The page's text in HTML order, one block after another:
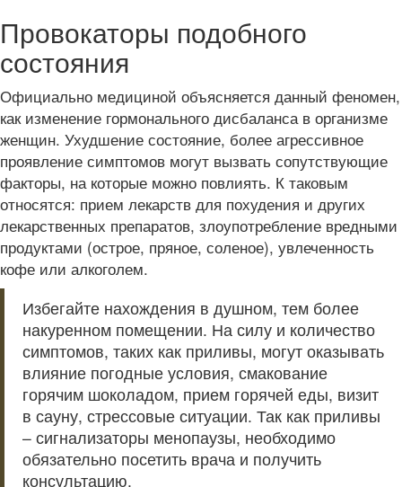
Провокаторы подобного
состояния
Официально медициной объясняется данный феномен,
как изменение гормонального дисбаланса в организме
женщин. Ухудшение состояние, более агрессивное
проявление симптомов могут вызвать сопутствующие
факторы, на которые можно повлиять. К таковым
относятся: прием лекарств для похудения и других
лекарственных препаратов, злоупотребление вредными
продуктами (острое, пряное, соленое), увлеченность
кофе или алкоголем.
Избегайте нахождения в душном, тем более
накуренном помещении. На силу и количество
симптомов, таких как приливы, могут оказывать
влияние погодные условия, смакование
горячим шоколадом, прием горячей еды, визит
в сауну, стрессовые ситуации. Так как приливы
– сигнализаторы менопаузы, необходимо
обязательно посетить врача и получить
консультацию.